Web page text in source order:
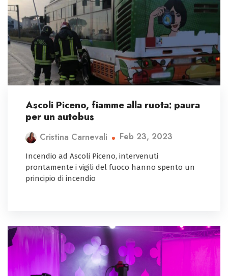
Ascoli Piceno, fiamme alla ruota: paura
per un autobus
Cristina Carnevali Feb 23, 2023
Incendio ad Ascoli Piceno, intervenuti
prontamente i vigili del fuoco hanno spento un
principio di incendio